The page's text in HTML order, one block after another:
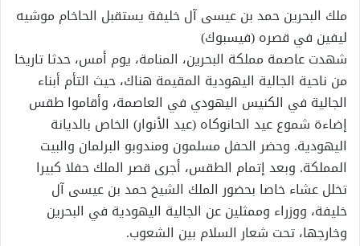
ملك البحرين حمد بن عيسى آل خليفة يستقبل الحاخام موشيه
ليفين في قصره (فيسبوك)
شهدت عاصمة مملكة البحرين، المنامة، يوم أمس، حدثا تاريخا
من ناحية الجالية اليهودية المقيمة هناك، حيث التأم أبناء
الجالية في الكنيس اليهودي في العاصمة، وأقاموا طقس
إضاءة شموع عيد الحانوكاه (عيد الأنوار) الخاص بالديانة
اليهودية. وحضر الحفل مسلمون ومندوبو البرلمان والبيت
المملكة. وبعد إتمام الطقس، أجرى قصر الملك حفلا كبيرا
تخلل عشاء خاصا بحضور الملك الشيخ حمد بن عيسى آل
خليفة، ووزراء وممثلين عن الجالية اليهودية في البحرين
وخارجها، تحت شعار السلام بين الشعوب.